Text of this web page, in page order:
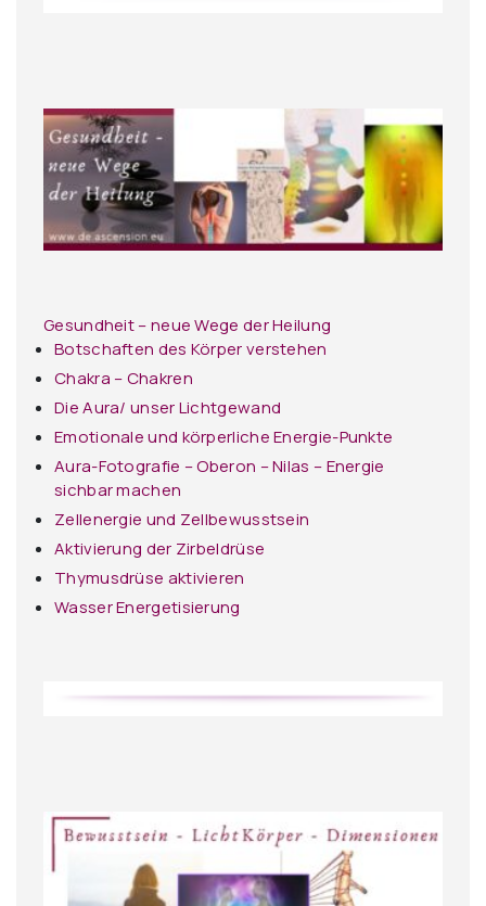
Gesundheit – neue Wege der Heilung
Botschaften des Körper verstehen
Chakra – Chakren
Die Aura/ unser Lichtgewand
Emotionale und körperliche Energie-Punkte
Aura-Fotografie – Oberon – Nilas – Energie
sichbar machen
Zellenergie und Zellbewusstsein
Aktivierung der Zirbeldrüse
Thymusdrüse aktivieren
Wasser Energetisierung